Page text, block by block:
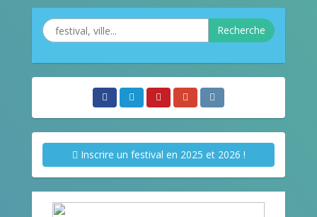
Recherche
Inscrire un festival en 2025 et 2026 !